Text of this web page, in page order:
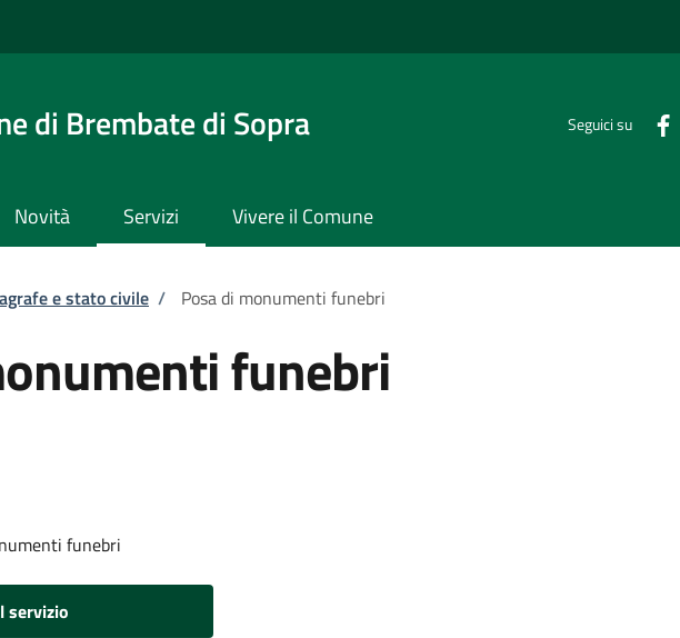
di Brembate di Sopra Seguici su
Novità Servizi Vivere il Comune
e stato civile / Posa di monumenti funebri
funebri
funebri
servizio